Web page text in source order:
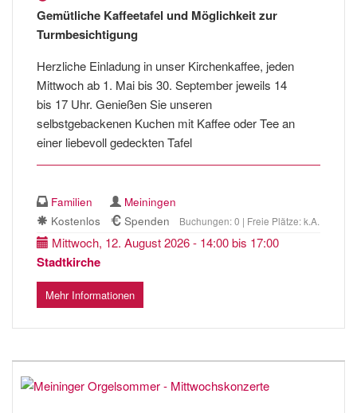
Gemütliche Kaffeetafel und Möglichkeit zur
Turmbesichtigung
Herzliche Einladung in unser Kirchenkaffee, jeden
Mittwoch ab 1. Mai bis 30. September jeweils 14
bis 17 Uhr. Genießen Sie unseren
selbstgebackenen Kuchen mit Kaffee oder Tee an
einer liebevoll gedeckten Tafel
Familien
Meiningen
Kostenlos
Spenden Buchungen: 0 | Freie Plätze: k.A.
Mittwoch, 12. August 2026 - 14:00 bis 17:00
Stadtkirche
Mehr Informationen